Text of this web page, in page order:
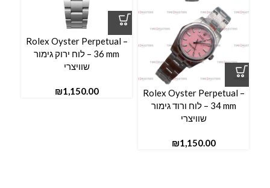
Rolex Oyster Perpetual –
34 mm – לוח ורוד גימור
שוויצרי
₪
Rolex Oyster Perpetual –
36 mm – לוח ירוק גימור
שוויצרי
₪